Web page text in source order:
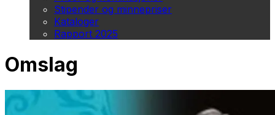
Stipender og minnepriser
Kataloger
Rapport 2025
Omslag